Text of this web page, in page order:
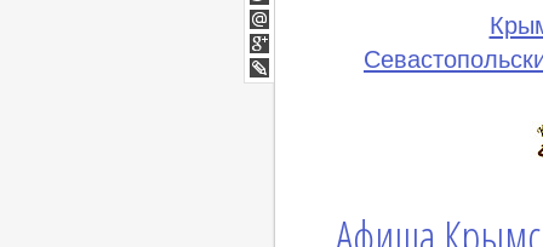
Twitter
Мой
Мир
Google+
lj